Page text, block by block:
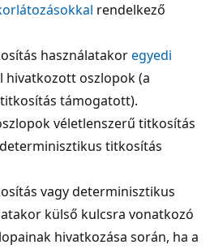
rendelkező
használatakoregyedi
hivatkozott oszlopok (a
támogatott).
véletlenszerű titkosítás
titkosítás
vagy determinisztikus
külső kulcsra vonatkozó
hivatkozása során, ha a